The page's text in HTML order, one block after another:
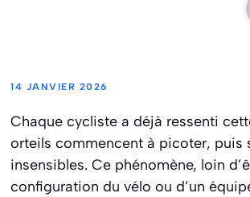
14 JANVIER 2026
Chaque cycliste a déjà ressenti
orteils commencent à picoter, puis
insensibles. Ce phénomène, loin
configuration du vélo ou d’un